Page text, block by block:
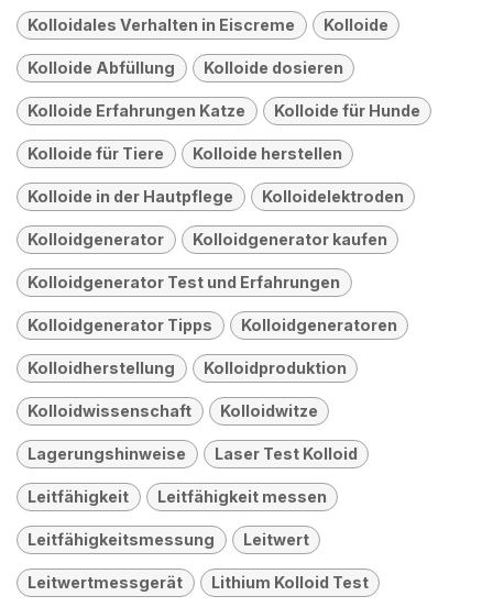
Kolloidales Verhalten in Eiscreme Kolloide
Kolloide Abfüllung Kolloide dosieren
Kolloide Erfahrungen Katze Kolloide für Hunde
Kolloide für Tiere Kolloide herstellen
Kolloide in der Hautpflege Kolloidelektroden
Kolloidgenerator Kolloidgenerator kaufen
Kolloidgenerator Test und Erfahrungen
Kolloidgenerator Tipps Kolloidgeneratoren
Kolloidherstellung Kolloidproduktion
Kolloidwissenschaft Kolloidwitze
Lagerungshinweise Laser Test Kolloid
Leitfähigkeit Leitfähigkeit messen
Leitfähigkeitsmessung Leitwert
Leitwertmessgerät Lithium Kolloid Test